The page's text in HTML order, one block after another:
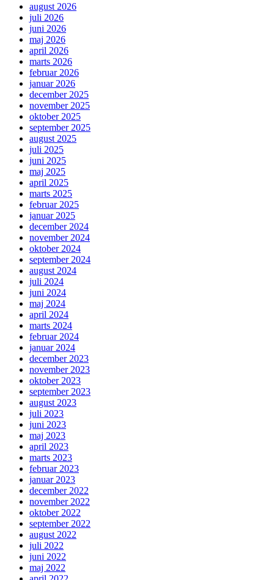
august 2026
juli 2026
juni 2026
maj 2026
april 2026
marts 2026
februar 2026
januar 2026
december 2025
november 2025
oktober 2025
september 2025
august 2025
juli 2025
juni 2025
maj 2025
april 2025
marts 2025
februar 2025
januar 2025
december 2024
november 2024
oktober 2024
september 2024
august 2024
juli 2024
juni 2024
maj 2024
april 2024
marts 2024
februar 2024
januar 2024
december 2023
november 2023
oktober 2023
september 2023
august 2023
juli 2023
juni 2023
maj 2023
april 2023
marts 2023
februar 2023
januar 2023
december 2022
november 2022
oktober 2022
september 2022
august 2022
juli 2022
juni 2022
maj 2022